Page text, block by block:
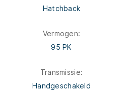
Hatchback
Vermogen:
95 PK
Transmissie:
Handgeschakeld